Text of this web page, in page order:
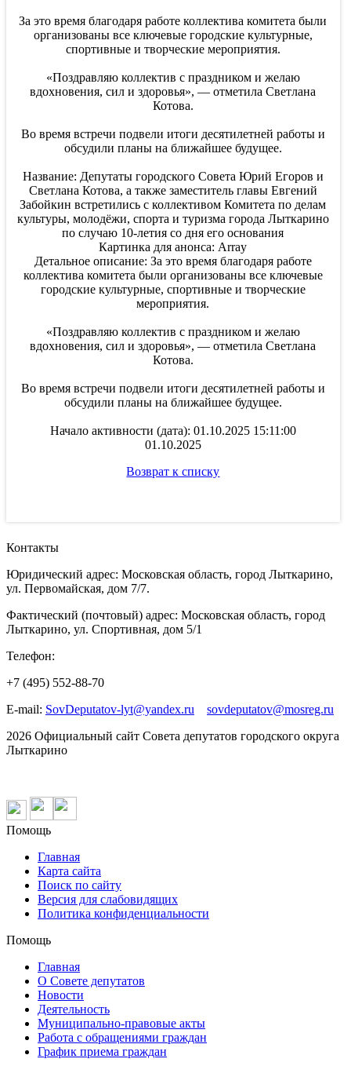
За это время благодаря работе коллектива комитета были
организованы все ключевые городские культурные,
спортивные и творческие мероприятия.
«Поздравляю коллектив с праздником и желаю
вдохновения, сил и здоровья», — отметила Светлана
Котова.
Во время встречи подвели итоги десятилетней работы и
обсудили планы на ближайшее будущее.
Название: Депутаты городского Совета Юрий Егоров и
Светлана Котова, а также заместитель главы Евгений
Забойкин встретились с коллективом Комитета по делам
культуры, молодёжи, спорта и туризма города Лыткарино
по случаю 10-летия со дня его основания
Картинка для анонса: Array
Детальное описание: За это время благодаря работе
коллектива комитета были организованы все ключевые
городские культурные, спортивные и творческие
мероприятия.
«Поздравляю коллектив с праздником и желаю
вдохновения, сил и здоровья», — отметила Светлана
Котова.
Во время встречи подвели итоги десятилетней работы и
обсудили планы на ближайшее будущее.
Начало активности (дата): 01.10.2025 15:11:00
01.10.2025
Возврат к списку
Контакты
Юридический адрес: Московская область, город Лыткарино,
ул. Первомайская, дом 7/7.
Фактический (почтовый) адрес: Московская область, город
Лыткарино, ул. Спортивная, дом 5/1
Телефон:
+7 (495) 552-88-70
E-mail: SovDeputatov-lyt@yandex.ru
sovdeputatov@mosreg.ru
2026 Официальный сайт Совета депутатов городского округа
Лыткарино
Помощь
Главная
Карта сайта
Поиск по сайту
Версия для слабовидящих
Политика конфиденциальности
Помощь
Главная
О Совете депутатов
Новости
Деятельность
Муниципально-правовые акты
Работа с обращениями граждан
График приема граждан